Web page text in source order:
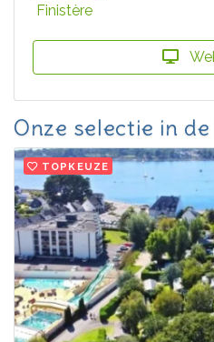
Finistère
Onze selectie in
TOPKEUZE